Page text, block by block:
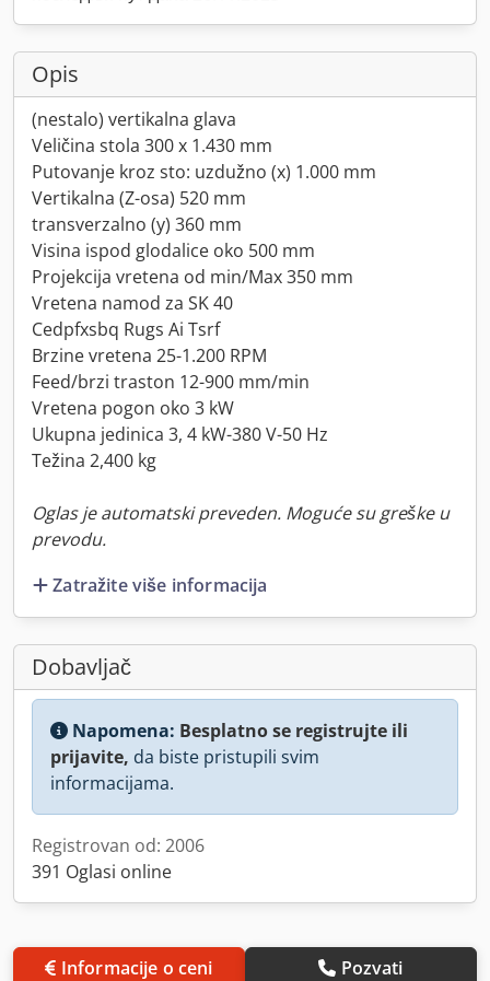
Opis
(nestalo) vertikalna glava
Veličina stola 300 x 1.430 mm
Putovanje kroz sto: uzdužno (x) 1.000 mm
Vertikalna (Z-osa) 520 mm
transverzalno (y) 360 mm
Visina ispod glodalice oko 500 mm
Projekcija vretena od min/Max 350 mm
Vretena namod za SK 40
Cedpfxsbq Rugs Ai Tsrf
Brzine vretena 25-1.200 RPM
Feed/brzi traston 12-900 mm/min
Vretena pogon oko 3 kW
Ukupna jedinica 3, 4 kW-380 V-50 Hz
Težina 2,400 kg
Oglas je automatski preveden. Moguće su greške u
prevodu.
Zatražite više informacija
Dobavljač
Napomena: Besplatno se registrujte ili
prijavite, da biste pristupili svim
informacijama.
Registrovan od: 2006
391 Oglasi online
Informacije o ceni Pozvati